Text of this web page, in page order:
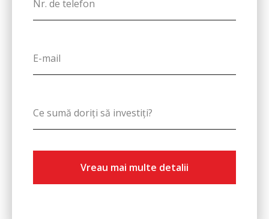
Vreau mai multe detalii